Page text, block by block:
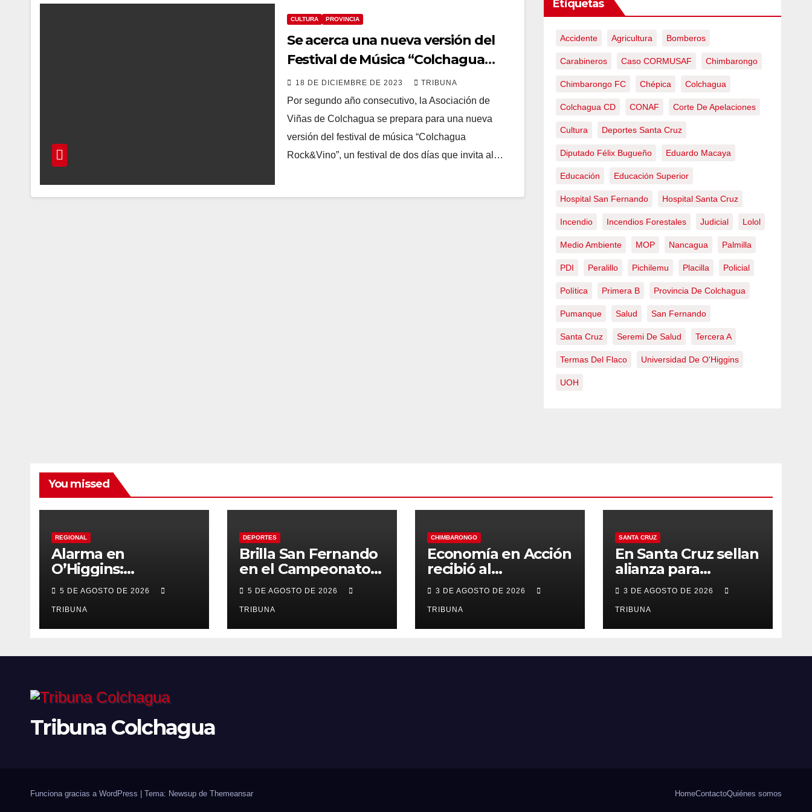
CULTURA PROVINCIA
Se acerca una nueva versión del
Festival de Música “Colchagua
Rock&Vino”
18 DE DICIEMBRE DE 2023 TRIBUNA
Por segundo año consecutivo, la Asociación de
Viñas de Colchagua se prepara para una nueva
versión del festival de música “Colchagua
Rock&Vino”, un festival de dos días que invita al…
Etiquetas
Accidente Agricultura Bomberos
Carabineros Caso CORMUSAF Chimbarongo
Chimbarongo FC Chépica Colchagua
Colchagua CD CONAF Corte De Apelaciones
Cultura Deportes Santa Cruz
Diputado Félix Bugueño Eduardo Macaya
Educación Educación Superior
Hospital San Fernando Hospital Santa Cruz
Incendio Incendios Forestales Judicial Lolol
Medio Ambiente MOP Nancagua Palmilla
PDI Peralillo Pichilemu Placilla Policial
Política Primera B Provincia De Colchagua
Pumanque Salud San Fernando
Santa Cruz Seremi De Salud Tercera A
Termas Del Flaco Universidad De O'Higgins
UOH
You missed
REGIONAL
Alarma en
O’Higgins:
Suspensión de
Andes Norte golpea
con fuerza el
empleo y la
5 DE AGOSTO DE 2026
TRIBUNA
DEPORTES
Brilla San Fernando
en el Campeonato
de las Américas:
Academia de
Gimnasia Rítmica
asegura su pase a la
5 DE AGOSTO DE 2026
TRIBUNA
CHIMBARONGO
Economía en Acción
recibió al
subsecretario
Karlfranz Koehler
en Chimbarongo
3 DE AGOSTO DE 2026
TRIBUNA
SANTA CRUZ
En Santa Cruz sellan
alianza para
fortalecer
autonomía
económica y
liderazgo femenino
3 DE AGOSTO DE 2026
TRIBUNA
Tribuna Colchagua
Funciona gracias a WordPress Tema: Newsup de Themeansar HomeContactoQuiénes somos